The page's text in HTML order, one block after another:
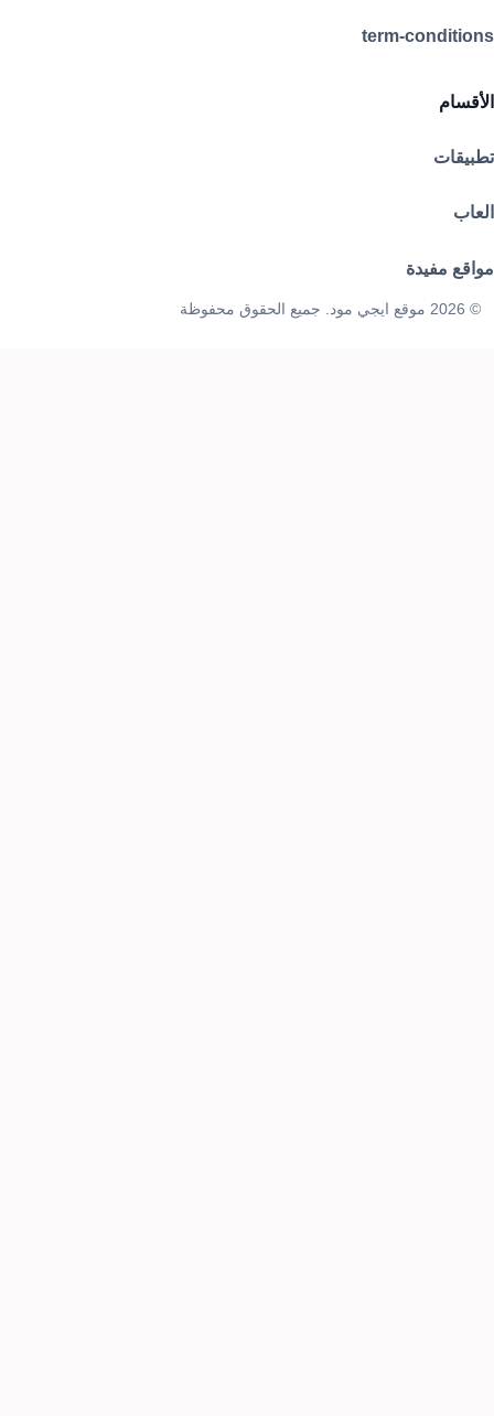
term-conditions
الأقسام
تطبيقات
العاب
مواقع مفيدة
© 2026 موقع ايجي مود. جميع الحقوق محفوظة